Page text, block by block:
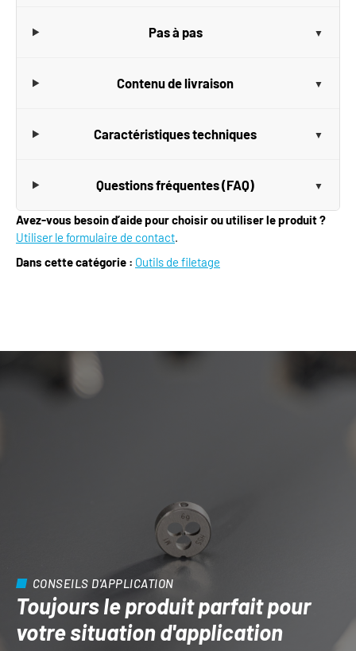
Pas à pas
Contenu de livraison
Caractéristiques techniques
Questions fréquentes (FAQ)
Avez-vous besoin d’aide pour choisir ou utiliser le produit ?
Utiliser le formulaire de contact.
Dans cette catégorie : Outils de filetage
CONSEILS D'APPLICATION
Toujours le produit parfait pour
votre situation d'application